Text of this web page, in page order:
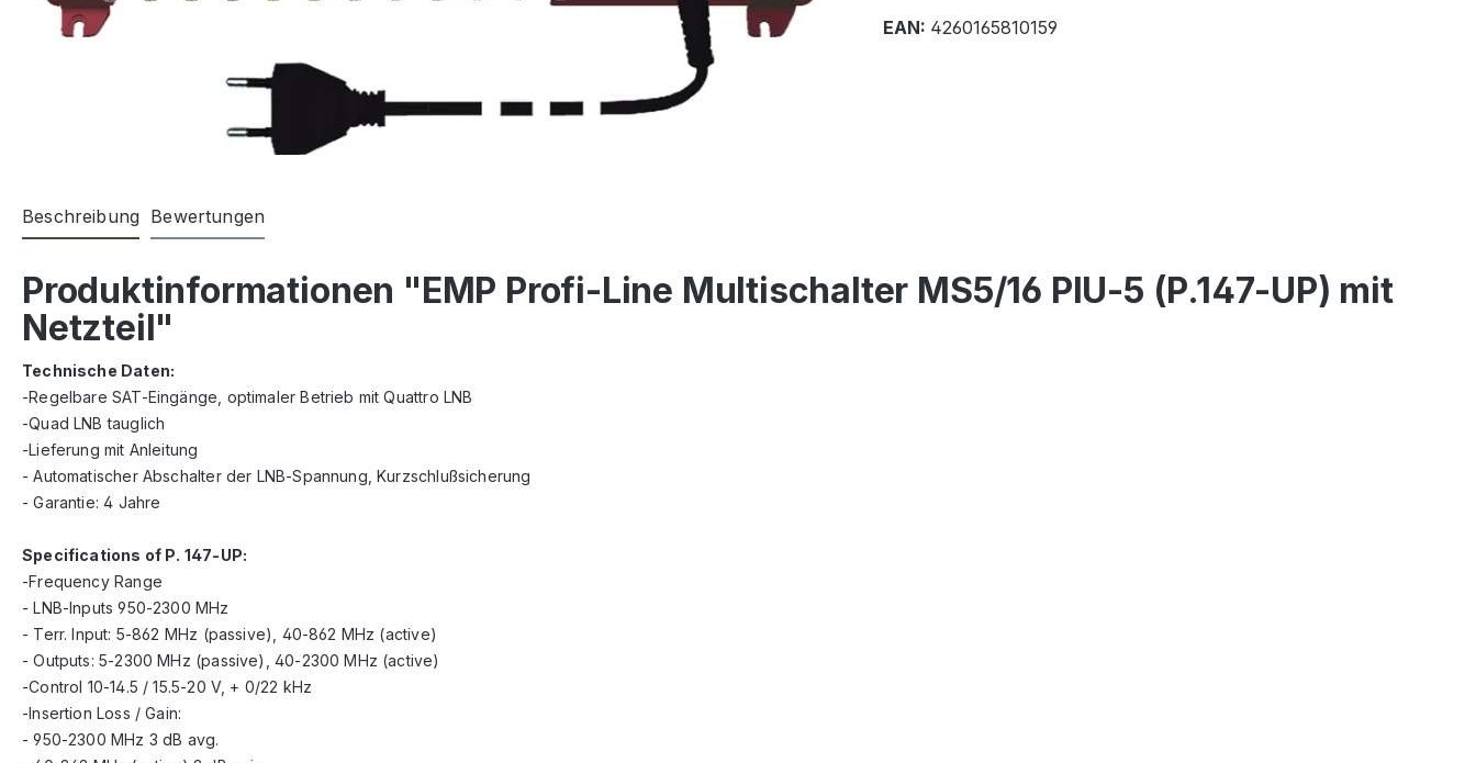
EAN: 4260165810159
Beschreibung Bewertungen
Produktinformationen "EMP Profi-Line Multischalter MS5/16 PIU-5 (P.147-UP) mit
Netzteil"
Technische Daten:
-Regelbare SAT-Eingänge, optimaler Betrieb mit Quattro LNB
-Quad LNB tauglich
-Lieferung mit Anleitung
- Automatischer Abschalter der LNB-Spannung, Kurzschlußsicherung
- Garantie: 4 Jahre
Specifications of P. 147-UP:
-Frequency Range
- LNB-Inputs 950-2300 MHz
- Terr. Input: 5-862 MHz (passive), 40-862 MHz (active)
- Outputs: 5-2300 MHz (passive), 40-2300 MHz (active)
-Control 10-14.5 / 15.5-20 V, + 0/22 kHz
-Insertion Loss / Gain:
- 950-2300 MHz 3 dB avg.